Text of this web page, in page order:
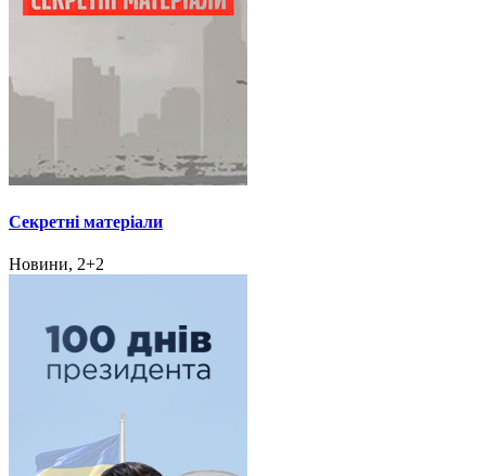
Секретні матеріали
Новини, 2+2